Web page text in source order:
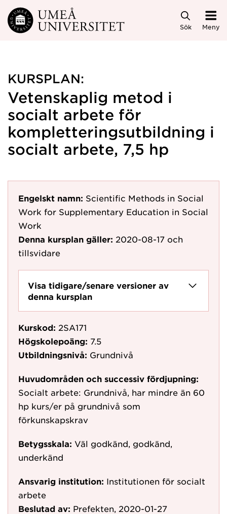
Hoppa direkt till innehållet
Sök Meny
KURSPLAN:
Vetenskaplig metod i
socialt arbete för
kompletteringsutbildning i
socialt arbete, 7,5 hp
Engelskt namn: Scientific Methods in Social
Work for Supplementary Education in Social
Work
Denna kursplan gäller: 2020-08-17 och
tillsvidare
Visa tidigare/senare versioner av
denna kursplan
Kurskod: 2SA171
Högskolepoäng: 7.5
Utbildningsnivå: Grundnivå
Huvudområden och successiv fördjupning:
Socialt arbete: Grundnivå, har mindre än 60
hp kurs/er på grundnivå som
förkunskapskrav
Betygsskala: Väl godkänd, godkänd,
underkänd
Ansvarig institution: Institutionen för socialt
arbete
Beslutad av: Prefekten, 2020-01-27